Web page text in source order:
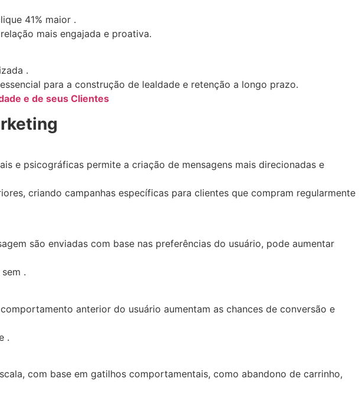
41% maior .
mais engajada e proativa.
.
para a construção de lealdade e retenção a longo prazo.
e de seus Clientes
e psicográficas permite a criação de mensagens mais direcionadas e
criando campanhas específicas para clientes que compram regularmente
são enviadas com base nas preferências do usuário, pode aumentar
.
anterior do usuário aumentam as chances de conversão e
.
com base em gatilhos comportamentais, como abandono de carrinho,